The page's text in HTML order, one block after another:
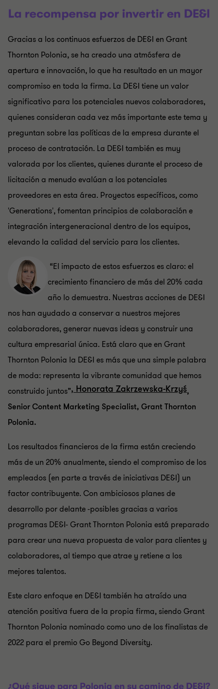
Gracias a los continuos esfuerzos de DE&I en Grant
Thornton Polonia, se ha creado una atmósfera de
apertura e innovación, lo que ha resultado en un mayor
compromiso en toda la firma. La DE&I tiene un valor
significativo para los potenciales nuevos colaboradores,
quienes consideran cada vez más importante este tema y
preguntan sobre las políticas de la empresa durante el
proceso de contratación. La DE&I también es muy
valorada por los clientes, quienes durante el proceso de
licitación a menudo evalúan a los potenciales
proveedores en esta área. Proyectos específicos, como
'Generations', fomentan principios de colaboración e
integración intergeneracional dentro de los equipos,
elevando la calidad del servicio para los clientes.
“El impacto de estos esfuerzos es claro: el
crecimiento financiero de más del 20% cada
año lo demuestra. Nuestras acciones de DE&I
nos han ayudado a conservar a nuestros mejores
colaboradores, generar nuevas ideas y construir una
cultura empresarial única. Está claro que en Grant
Thornton Polonia la DE&I es más que una simple palabra
de moda: representa la vibrante comunidad que hemos
construido juntos”, Honorata Zakrzewska-Krzyś,
Senior Content Marketing Specialist, Grant Thornton
Polonia.
Los resultados financieros de la firma están creciendo
más de un 20% anualmente, siendo el compromiso de los
empleados (en parte a través de iniciativas DE&I) un
factor contribuyente. Con ambiciosos planes de
desarrollo por delante -posibles gracias a varios
programas DE&I- Grant Thornton Polonia está preparado
para crear una nueva propuesta de valor para clientes y
colaboradores, al tiempo que atrae y retiene a los
mejores talentos.
Este claro enfoque en DE&I también ha atraído una
atención positiva fuera de la propia firma, siendo Grant
Thornton Polonia nominado como uno de los finalistas de
2022 para el premio Go Beyond Diversity.